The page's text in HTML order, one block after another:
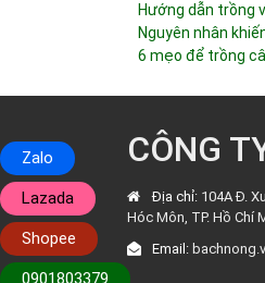
Hướng dẫn trồng
Nguyên nhân
6 mẹo để trồng
CÔNG
Địa chỉ: 104A Đ.
Hóc Môn, TP. Hồ Chí
Email:
Zalo
Lazada
Shopee
0901803379